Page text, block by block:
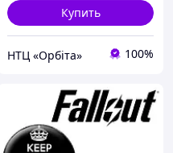
Купить
НТЦ «Орбіта» 100%